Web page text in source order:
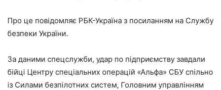
Про це повідомляє РБК-Україна з посиланням на Службу
безпеки України.
За даними спецслужби, удар по підприємству завдали
бійці Центру спеціальних операцій «Альфа» СБУ спільно
із Силами безпілотних систем, Головним управлінням